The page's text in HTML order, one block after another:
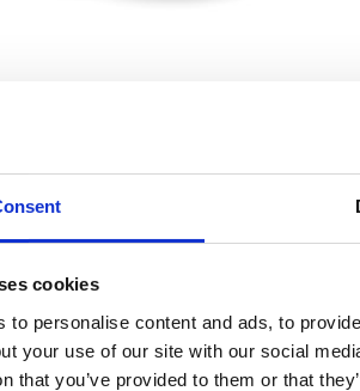
cookies
to personalise content and ads, to
your use of our site with our social
that you’ve provided to them or that
aluminum handle and bleed line; With
Bleeds brake & hydraulic clutch